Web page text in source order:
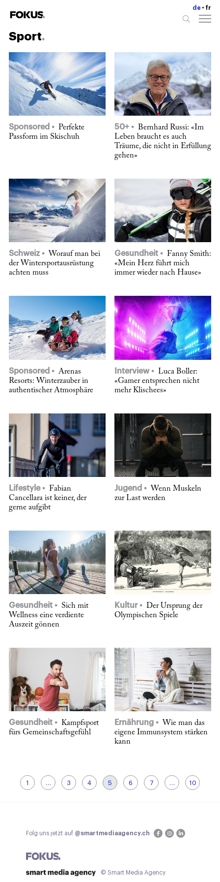
de fr
Sport
Sponsored
Perfekte
Passform im Skischuh
50+
Bernhard Russi: «Im
Leben braucht es auch
Träume, die nicht in Erfüllung
gehen»
Schweiz
Worauf man bei
der Wintersportausrüstung
achten muss
Gesundheit
Fanny Smith:
«Mein Herz führt mich
immer wieder nach Hause»
Sponsored
Arenas
Resorts: Winterzauber in
authentischer Atmosphäre
Interview
Luca Boller:
«Gamer entsprechen nicht
mehr Klischees»
Lifestyle
Fabian
Cancellara ist keiner, der
gerne aufgibt
Jugend
Wenn Muskeln
zur Last werden
Gesundheit
Sich mit
Wellness eine verdiente
Auszeit gönnen
Kultur
Der Ursprung der
Olympischen Spiele
Gesundheit
Kampfsport
fürs Gemeinschaftsgefühl
Ernährung
Wie man das
eigene Immunsystem stärken
kann
1 … 3 4 5 6 7 … 10
Folg uns jetzt auf @smartmediaagency.ch
© Smart Media Agency